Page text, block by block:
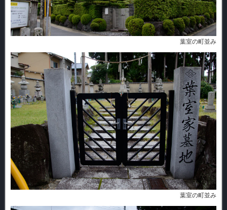
葉室の町並み
葉室の町並み